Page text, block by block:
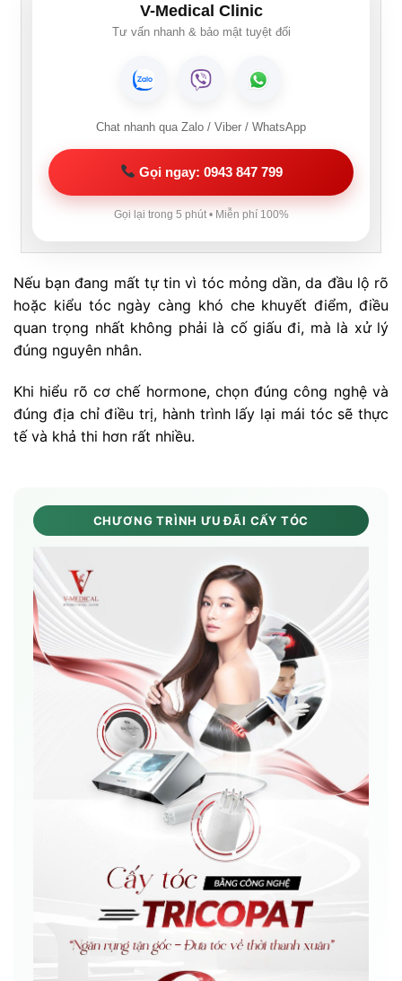
V-Medical Clinic
Tư vấn nhanh & bảo mật tuyệt đối
Chat nhanh qua Zalo / Viber / WhatsApp
Gọi ngay: 0943 847 799
Gọi lại trong 5 phút • Miễn phí 100%
Nếu bạn đang mất tự tin vì tóc mỏng dần, da đầu lộ rõ
hoặc kiểu tóc ngày càng khó che khuyết điểm, điều
quan trọng nhất không phải là cố giấu đi, mà là xử lý
đúng nguyên nhân.
Khi hiểu rõ cơ chế hormone, chọn đúng công nghệ và
đúng địa chỉ điều trị, hành trình lấy lại mái tóc sẽ thực
tế và khả thi hơn rất nhiều.
CHƯƠNG TRÌNH ƯU ĐÃI CẤY TÓC